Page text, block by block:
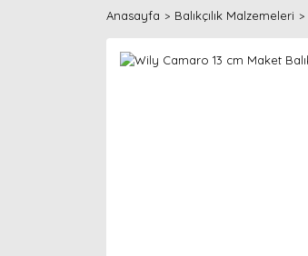
Anasayfa Balıkçılık Malzemeleri